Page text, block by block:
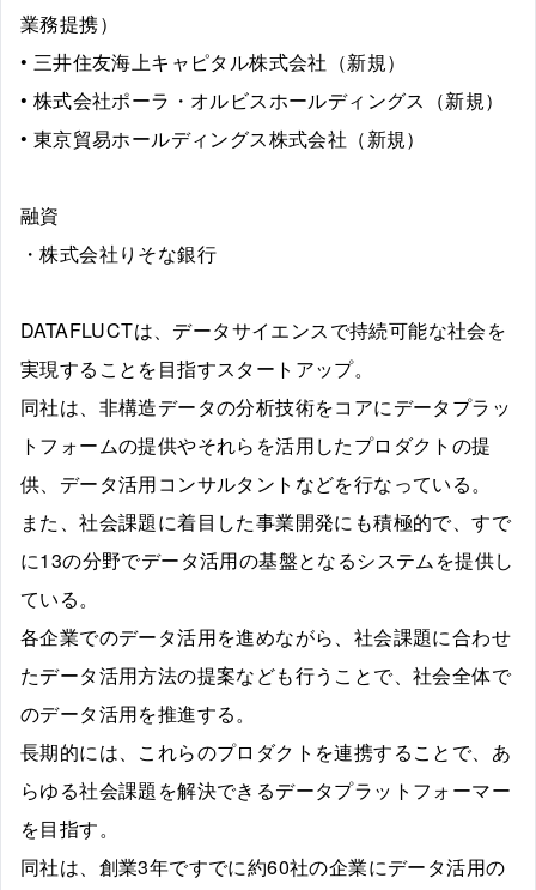
業務提携）
• 三井住友海上キャピタル株式会社（新規）
• 株式会社ポーラ・オルビスホールディングス（新規）
• 東京貿易ホールディングス株式会社（新規）
融資
・株式会社りそな銀行
DATAFLUCTは、データサイエンスで持続可能な社会を
実現することを目指すスタートアップ。
同社は、非構造データの分析技術をコアにデータプラッ
トフォームの提供やそれらを活用したプロダクトの提
供、データ活用コンサルタントなどを行なっている。
また、社会課題に着目した事業開発にも積極的で、すで
に13の分野でデータ活用の基盤となるシステムを提供し
ている。
各企業でのデータ活用を進めながら、社会課題に合わせ
たデータ活用方法の提案なども行うことで、社会全体で
のデータ活用を推進する。
長期的には、これらのプロダクトを連携することで、あ
らゆる社会課題を解決できるデータプラットフォーマー
を目指す。
同社は、創業3年ですでに約60社の企業にデータ活用の